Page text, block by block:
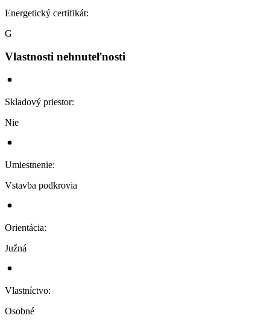
Energetický certifikát:
G
Vlastnosti nehnuteľnosti
Skladový priestor:
Nie
Umiestnenie:
Vstavba podkrovia
Orientácia:
Južná
Vlastníctvo:
Osobné